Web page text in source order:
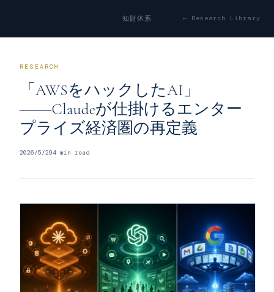
知財体系 ← Research Library
RESEARCH
「AWSをハックしたAI」
――Claudeが仕掛けるエンター
プライズ経済圏の再定義
2026/5/294 min read